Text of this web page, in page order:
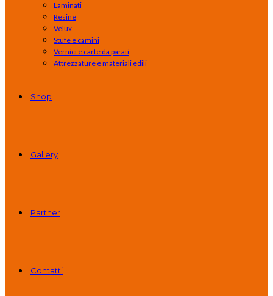
Laminati
Resine
Velux
Stufe e camini
Vernici e carte da parati
Attrezzature e materiali edili
Shop
Gallery
Partner
Contatti